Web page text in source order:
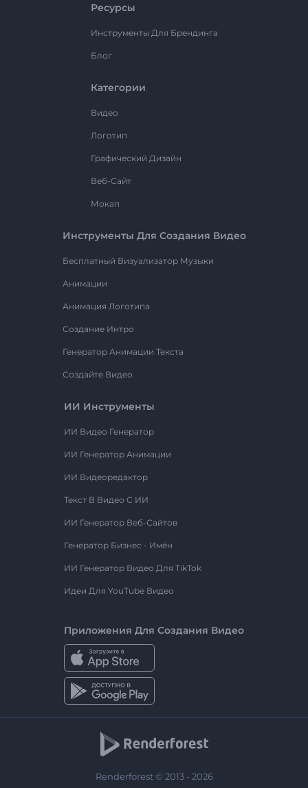
Ресурсы
Инструменты Для Брендинга
Блог
Категории
Видео
Логотип
Графический Дизайн
Веб-Сайт
Мокап
Инструменты Для Создания Видео
Бесплатный Визуализатор Музыки
Анимации
Анимация Логотипа
Создание Интро
Генератор Анимации Текста
Создайте Видео
ИИ Инструменты
ИИ Видео Генератор
ИИ Генератор Анимации
ИИ Видеоредактор
Текст В Видео С ИИ
ИИ Генератор Веб-Сайтов
Генератор Бизнес - Имён
ИИ Генератор Видео Для TikTok
Идеи Для YouTube Видео
Приложения Для Создания Видео
Renderforest © 2013 - 2026